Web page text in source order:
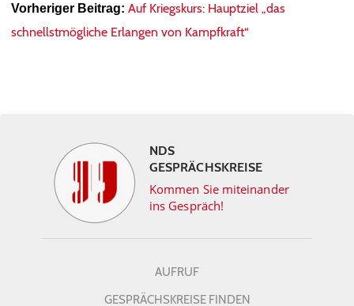
Vorheriger Beitrag: Auf Kriegskurs: Hauptziel „das
schnellstmögliche Erlangen von Kampfkraft“
NDS
GESPRÄCHSKREISE
Kommen Sie miteinander
ins Gespräch!
AUFRUF
GESPRÄCHSKREISE FINDEN